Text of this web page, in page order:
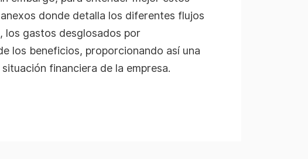
donde detalla los diferentes flujos
los gastos desglosados por
los beneficios, proporcionando así una
financiera de la empresa.